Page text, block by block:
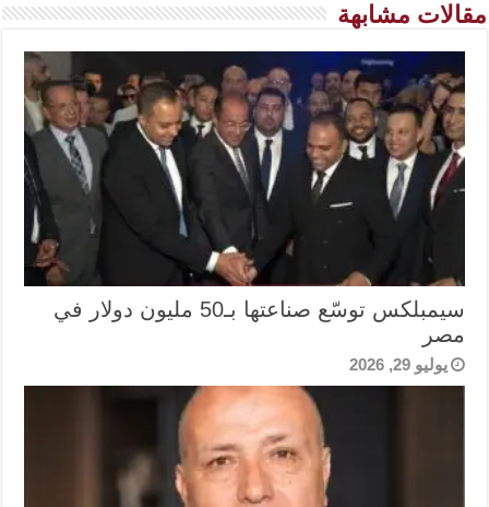
مقالات مشابهة
سيمبلكس توسّع صناعتها بـ50 مليون دولار في
مصر
يوليو 29, 2026